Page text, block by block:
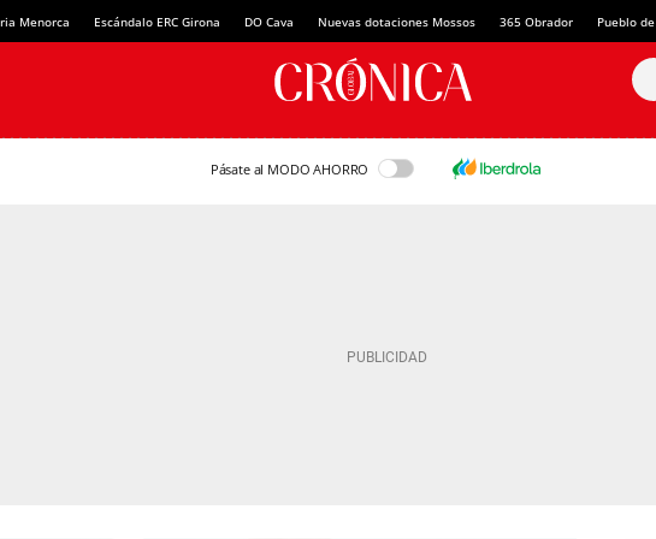
Menorca Escándalo ERC Girona DO Cava Nuevas dotaciones Mossos 365 Obrador Pueblo
Pásate al MODO AHORRO